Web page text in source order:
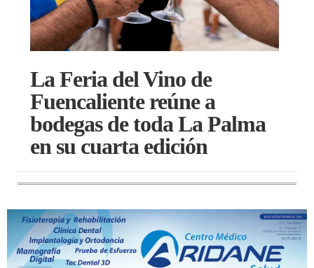
La Feria del Vino de
Fuencaliente reúne a
bodegas de toda La Palma
en su cuarta edición